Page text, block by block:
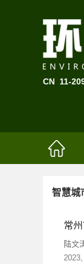
CN 11-
智慧城
常
陆文